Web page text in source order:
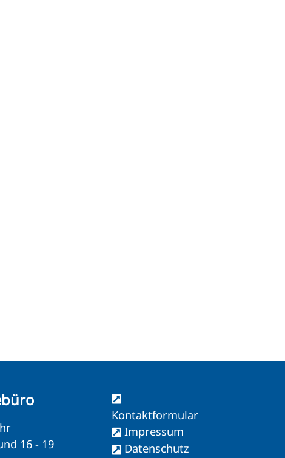
16 - 19
Kontaktformular
Impressum
Datenschutz